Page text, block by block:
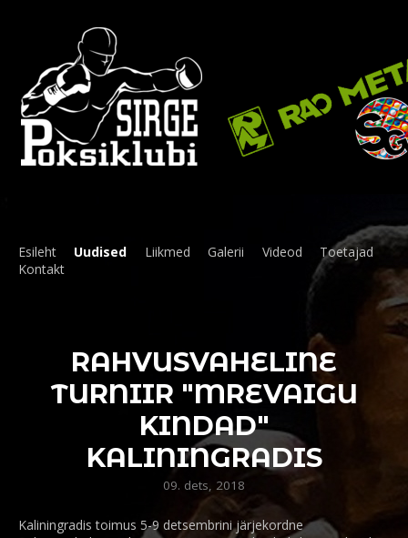
Esileht Uudised Liikmed Galerii Videod
Toetajad
Kontakt
RAHVUSVAHELINE
TURNIIR "MREVAIGU
KINDAD"
KALININGRADIS
09. dets, 2018
Kaliningradis toimus 5-9 detsembrini järjekordne